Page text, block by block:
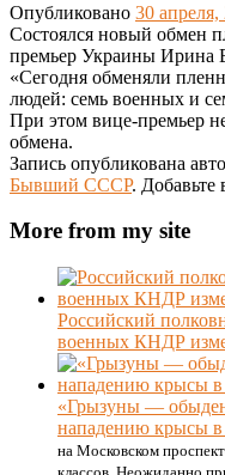
Опубликовано 30 апреля,
Состоялся новый обмен
премьер Украины Ирина
«Сегодня обменяли
людей: семь военных и
При этом вице-премьер
обмена.
Запись опубликована
Бывший СССР. Добавьте
More from my site
Российский
военных КНДР
«Грызуны —
нападению крысы в
на Московском